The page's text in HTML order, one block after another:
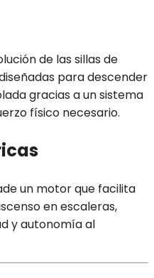
de las sillas de
para descender
gracias a un sistema
físico necesario.
un motor que facilita
en escaleras,
y autonomía al